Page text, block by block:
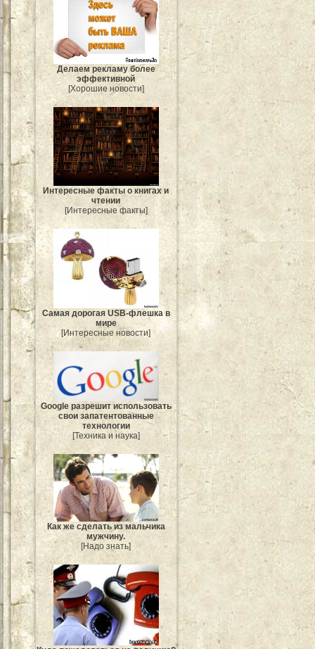
Делаем рекламу более
эффективной
[Хорошие новости]
Интересные факты о книгах и
чтении
[Интересные факты]
Самая дорогая USB-флешка в
мире
[Интересные новости]
Google разрешит использовать
свои запатентованные
технологии
[Техника и наука]
Как же сделать из мальчика
мужчину.
[Надо знать]